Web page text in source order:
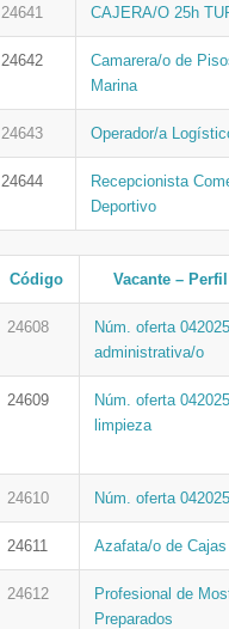
24641 CAJERA/O 25h
24642
Camarera/o de
Marina
24643 Operador/a
24644
Recepcionista
Deportivo
Código Vacante –
24608
Núm. oferta
administrativa/o
24609
Núm. oferta
limpieza
24610 Núm. oferta
24611 Azafata/o de Cajas
24612
Profesional de
Preparados